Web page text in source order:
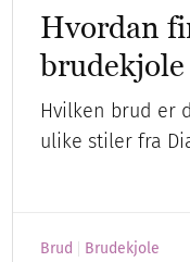
Hvordan
brudekjole
Hvilken brud er
ulike stiler fra
Brud Brudekjole